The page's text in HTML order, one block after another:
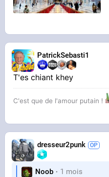
PatrickSebasti1
T'es chiant khey
C'est que de l'amour putain !
dresseur2punk
Noob 1 mois